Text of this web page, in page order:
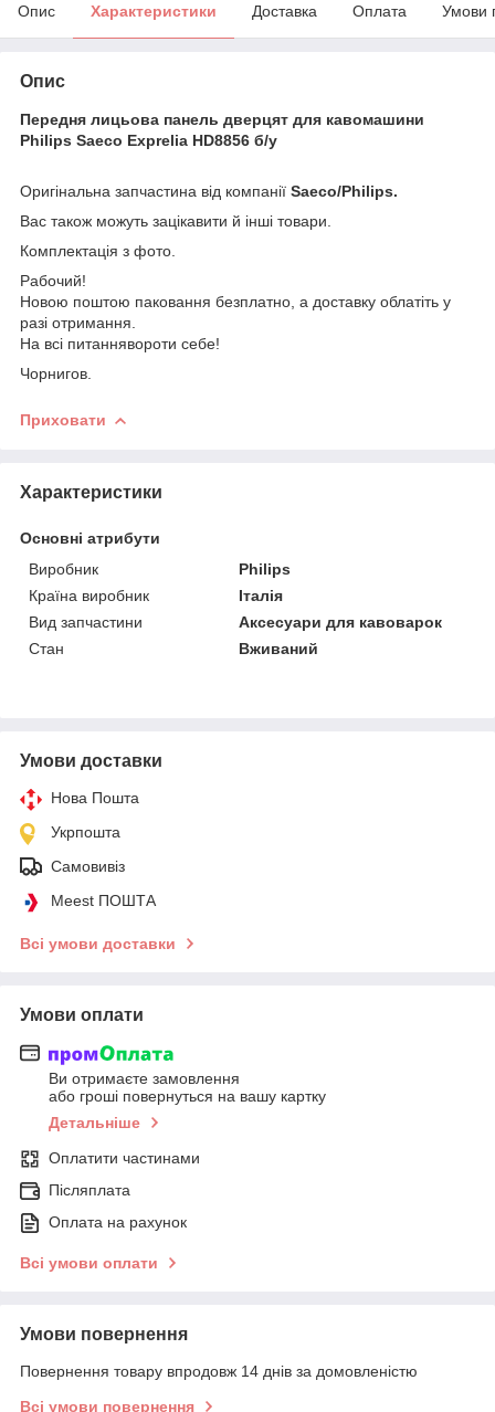
Опис Характеристики Доставка Оплата Умови
Опис
Передня лицьова панель дверцят для кавомашини
Philips Saeco Exprelia HD8856 б/у
Оригінальна запчастина від компанії Saeco/Philips.
Вас також можуть зацікавити й інші товари.
Комплектація з фото.
Рабочий!
Новою поштою паковання безплатно, а доставку облатіть у
разі отримання.
На всі питаннявороти себе!
Чорнигов.
Приховати
Характеристики
Основні атрибути
Виробник
Philips
Країна виробник
Італія
Вид запчастини
Аксесуари для кавоварок
Стан
Вживаний
Умови доставки
Нова Пошта
Укрпошта
Самовивіз
Meest ПОШТА
Всі умови доставки
Умови оплати
Ви отримаєте замовлення
або гроші повернуться на вашу картку
Детальніше
Оплатити частинами
Післяплата
Оплата на рахунок
Всі умови оплати
Умови повернення
Повернення товару впродовж 14 днів за домовленістю
Всі умови повернення